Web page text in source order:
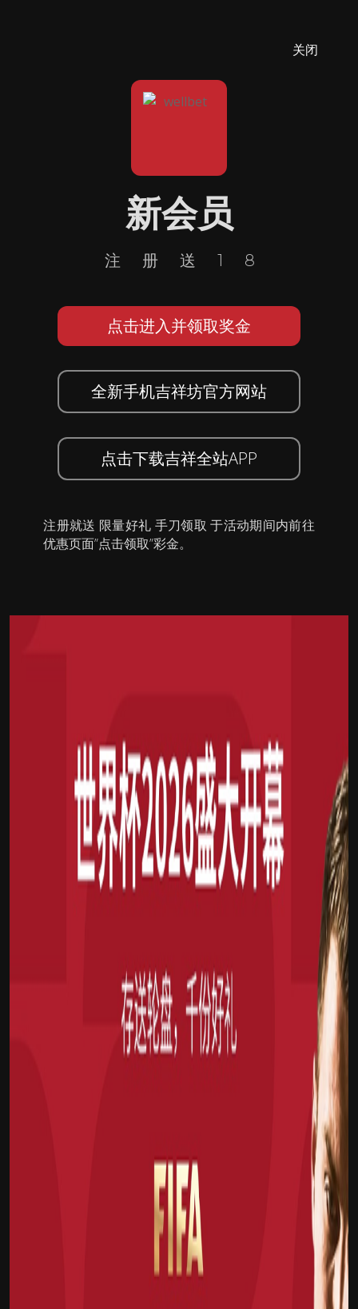
关闭
新会员
注册送18
点击进入并领取奖金
全新手机吉祥坊官方网站
点击下载吉祥全站APP
注册就送 限量好礼 手刀领取 于活动期间内前往
优惠页面”点击领取”彩金。